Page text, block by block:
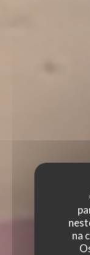
na